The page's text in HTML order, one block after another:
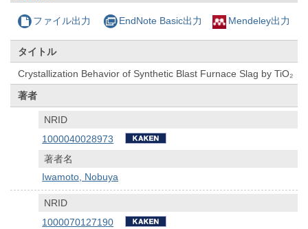
ファイル出力 EndNote Basic出力 Mendeley出力
タイトル
Crystallization Behavior of Synthetic Blast Furnace Slag by TiO₂
著者
NRID
1000040028973
著者名
Iwamoto, Nobuya
NRID
1000070127190